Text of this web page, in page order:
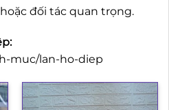
đối tác quan trọng.
muc/lan-ho-diep